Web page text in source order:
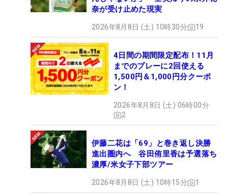
奈が受け止めた現実
2026年8月8日 (土) 10時30分 19
4日間の期間限定配布！11月
までのプレーに2回使える
1,500円＆1,000円分クーポ
ン！
2026年8月8日 (土) 06時00分
2
伊藤二花は「69」と巻き返し決勝
進出圏内へ 谷田侑里香は予選落ち
濃厚/米女子下部ツアー
2026年8月8日 (土) 10時15分 1